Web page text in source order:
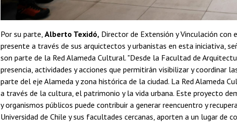
Por su parte, Alberto Texidó, Director de Extensión y Vinculación con
presente a través de sus arquictectos y urbanistas en esta iniciativa,
son parte de la Red Alameda Cultural. "Desde la Facultad de
presencia, actividades y acciones que permitirán visibilizar y coordinar
parte del eje Alameda y zona histórica de la ciudad. La Red Alameda
a través de la cultura, el patrimonio y la vida urbana. Este proyecto
y organismos públicos puede contribuir a generar reencuentro y
Universidad de Chile y sus facultades cercanas, aporten a un lugar de